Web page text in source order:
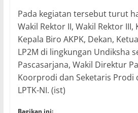
Pada kegiatan tersebut turut
Wakil Rektor II, Wakil Rektor III,
Kepala Biro AKPK, Dekan,
LP2M di lingkungan Undiksha
Pascasarjana, Wakil Direktur
Koorprodi dan Seketaris Prodi
LPTK-NI. (ist)
Bagikan ini: